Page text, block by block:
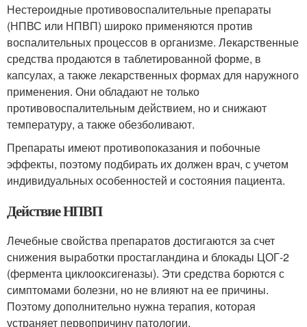
Нестероидные противовоспалительные препараты
(НПВС или НПВП) широко применяются против
воспалительных процессов в организме. Лекарственные
средства продаются в таблетированной форме, в
капсулах, а также лекарственных формах для наружного
применения. Они обладают не только
противовоспалительным действием, но и снижают
температуру, а также обезболивают.
Препараты имеют противопоказания и побочные
эффекты, поэтому подбирать их должен врач, с учетом
индивидуальных особенностей и состояния пациента.
Действие НПВП
Лечебные свойства препаратов достигаются за счет
снижения выработки простагландина и блокады ЦОГ-2
(фермента циклооксигеназы). Эти средства борются с
симптомами болезни, но не влияют на ее причины.
Поэтому дополнительно нужна терапия, которая
устраняет первопричину патологии.